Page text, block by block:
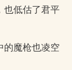
也低估了君平
的魔枪也凌空